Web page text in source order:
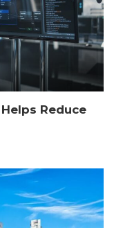
Reduce